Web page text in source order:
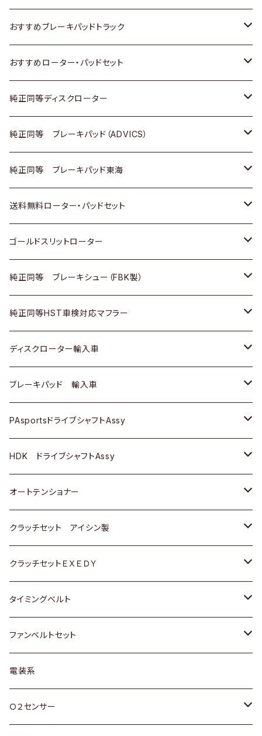
いすゞ
ダイハツ
マツダ
三菱
スバル
日野
三菱ふそう
ＢＭＷ
日産
いすゞ
ダイハツ
マツダ
三菱
日野
三菱ふそう
日産
いすゞ
ダイハツ
三菱
日野
三菱ふそう
その他
ホンダ
スズキ
日産
ダイハツ
マツダ
三菱
スバル
トヨタ
ホンダ
スズキ
日産
いすゞ
ダイハツ
マツダ
三菱
スバル
おすすめブレーキパッドトラック
トヨタ
日産
いすゞ
ダイハツ
マツダ
三菱
おすすめローター・パッドセット
トヨタ
ホンダ
スズキ
日産
ダイハツ
マツダ
三菱
スバル
純正同等ディスクローター
トヨタ
ホンダ
スズキ
日産
いすゞ
ダイハツ
マツダ
三菱
スバル
ＢＥＮＺ
純正同等 ブレーキパッド（ADVICS）
トヨタ
ホンダ
スズキ
日産
ダイハツ
マツダ
三菱
スバル
純正同等 ブレーキパッド東海
トヨタ
ホンダ
日産
いすゞ
ダイハツ
マツダ
三菱
スバル
送料無料ローター・パッドセット
トヨタ
ホンダ
スズキ
日産
ダイハツ
マツダ
三菱
スバル
ゴールドスリットローター
トヨタ
ホンダ
スズキ
日産
ダイハツ
マツダ
三菱
スバル
純正同等 ブレーキシュー（FBK製）
ホンダ
スズキ
日産
ダイハツ
マツダ
三菱
スバル
純正同等HST車検対応マフラー
トヨタ
ホンダ
スズキ
日産
いすゞ
ダイハツ
マツダ
三菱
スバル
日野
ディスクローター輸入車
ＡＵＤＩ
ＢＥＮＺ
ＢＭＷ
GOLF
ＷＡＧＥＮ
アストロ（シボレー）
クライスラー
ブレーキパッド 輸入車
ＢＥＮＺ
ＢＭＷ
ＷＡＧＥＮ
ＶＯＬＶＯ
PAsportsドライブシャフトAssy
トヨタ
ホンダ
スズキ
日産
ダイハツ
マツダ
三菱
スバル
HDK ドライブシャフトAssy
スズキ
ダイハツ
日産
ホンダ
マツダ
オートテンショナー
トヨタ
クラッチセット アイシン製
ホンダ
スズキ
ダイハツ
マツダ
三菱
クラッチセットＥＸＥＤＹ
ホンダ
スズキ
日産
ダイハツ
タイミングベルト
トヨタ
スズキ
ダイハツ
ファンベルトセット
トヨタ
ホンダ
電装系
Ｏ２センサー